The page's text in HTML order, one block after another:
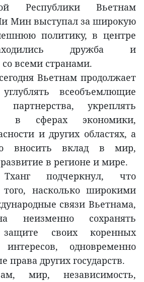
Республики Вьетнам
Мин выступал за широкую
политику, в центре
дружба и
со всеми странами.
Вьетнам продолжает
всеобъемлющие
партнерства, укреплять
в сферах экономики,
и других областях, а
вносить вклад в мир,
в регионе и мире.
подчеркнул, что
насколько широкими
связи Вьетнама,
неизменно сохранять
своих коренных
одновременно
права других государств.
мир, независимость,